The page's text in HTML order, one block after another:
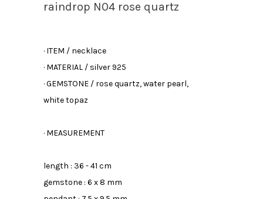
raindrop N04 rose quartz
· ITEM / necklace
· MATERIAL / silver 925
· GEMSTONE / rose quartz, water pearl,
white topaz
· MEASUREMENT
length : 36 - 41 cm
gemstone : 6 x 8 mm